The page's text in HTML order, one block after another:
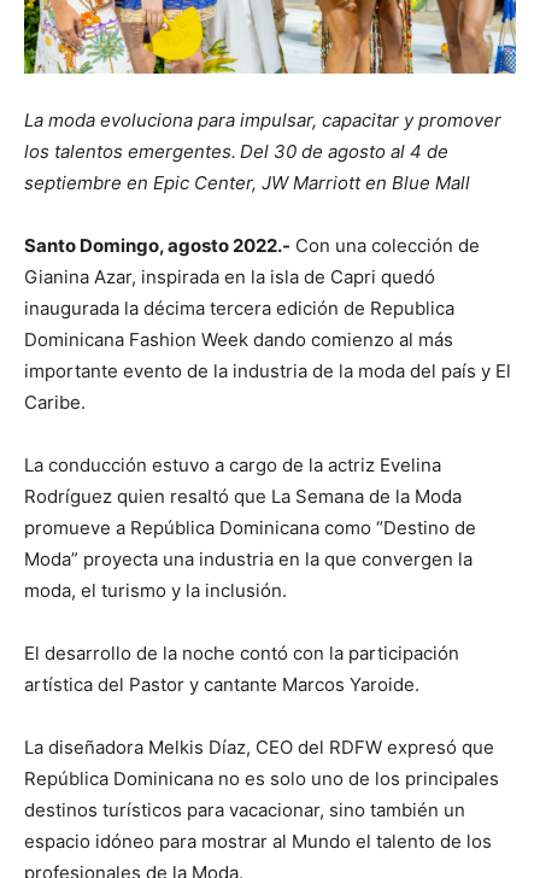
La moda evoluciona para impulsar, capacitar y promover
los talentos emergentes. Del 30 de agosto al 4 de
septiembre en Epic Center, JW Marriott en Blue Mall
Santo Domingo, agosto 2022.- Con una colección de
Gianina Azar, inspirada en la isla de Capri quedó
inaugurada la décima tercera edición de Republica
Dominicana Fashion Week dando comienzo al más
importante evento de la industria de la moda del país y El
Caribe.
La conducción estuvo a cargo de la actriz Evelina
Rodríguez quien resaltó que La Semana de la Moda
promueve a República Dominicana como “Destino de
Moda” proyecta una industria en la que convergen la
moda, el turismo y la inclusión.
El desarrollo de la noche contó con la participación
artística del Pastor y cantante Marcos Yaroide.
La diseñadora Melkis Díaz, CEO del RDFW expresó que
República Dominicana no es solo uno de los principales
destinos turísticos para vacacionar, sino también un
espacio idóneo para mostrar al Mundo el talento de los
profesionales de la Moda.